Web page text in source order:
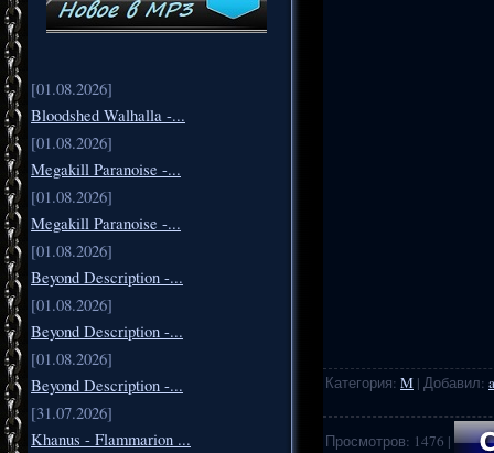
[01.08.2026]
Bloodshed Walhalla -...
[01.08.2026]
Megakill Paranoise -...
[01.08.2026]
Megakill Paranoise -...
[01.08.2026]
Beyond Description -...
[01.08.2026]
Beyond Description -...
[01.08.2026]
Beyond Description -...
[31.07.2026]
Khanus - Flammarion ...
Категория: M | Добавил:
Просмотров: 1476 |